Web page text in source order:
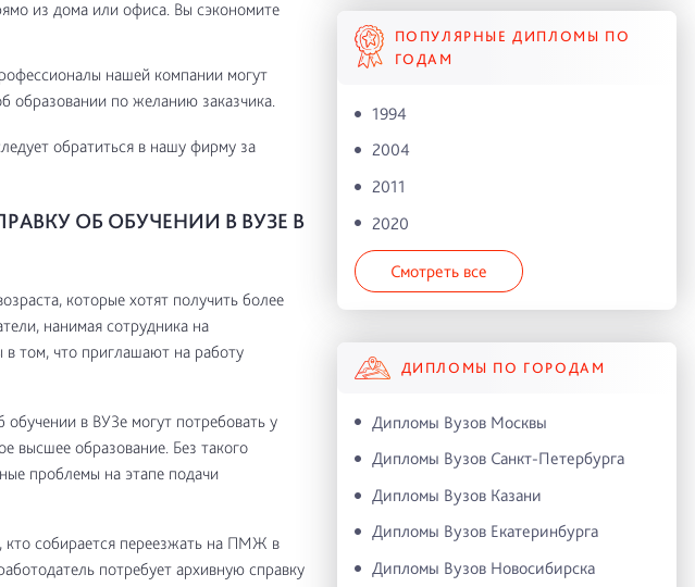
из дома или офиса. Вы сэкономите
нашей компании могут
по желанию заказчика.
обратиться в нашу фирму за
ОБ ОБУЧЕНИИ В ВУЗЕ В
которые хотят получить более
нанимая сотрудника на
том, что приглашают на работу
обучении в ВУЗе могут потребовать у
высшее образование. Без такого
проблемы на этапе подачи
кто собирается переезжать на ПМЖ в
потребует архивную справку
ПОПУЛЯРНЫЕ ДИПЛОМЫ ПО
ГОДАМ
1994
2004
2011
2020
Смотреть все
ДИПЛОМЫ ПО ГОРОДАМ
Дипломы Вузов Москвы
Дипломы Вузов Санкт-Петербурга
Дипломы Вузов Казани
Дипломы Вузов Екатеринбурга
Дипломы Вузов Новосибирска